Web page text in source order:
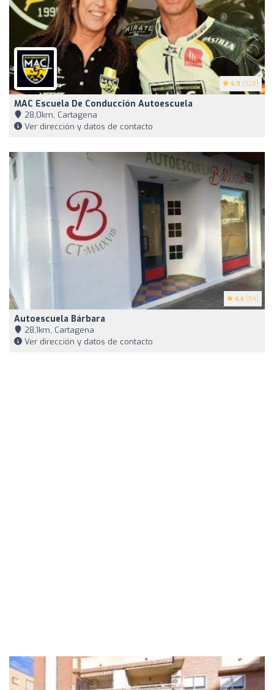
4.9 (328)
MAC Escuela De Conducción Autoescuela
28,0km, Cartagena
Ver dirección y datos de contacto
4.4 (54)
Autoescuela Bárbara
28,1km, Cartagena
Ver dirección y datos de contacto